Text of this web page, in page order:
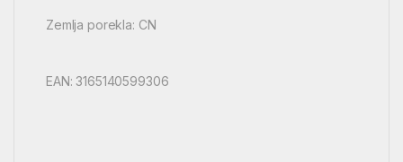
Zemlja porekla: CN
EAN: 3165140599306